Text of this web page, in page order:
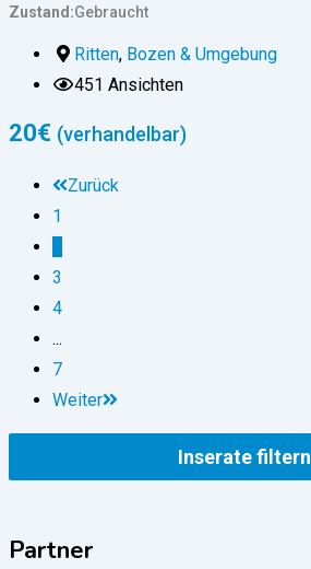
Zustand Gebraucht
Ritten, Bozen & Umgebung
451 Ansichten
20€ (verhandelbar)
Zurück
1
3
4
...
7
Weiter
Inserate filtern
Partner